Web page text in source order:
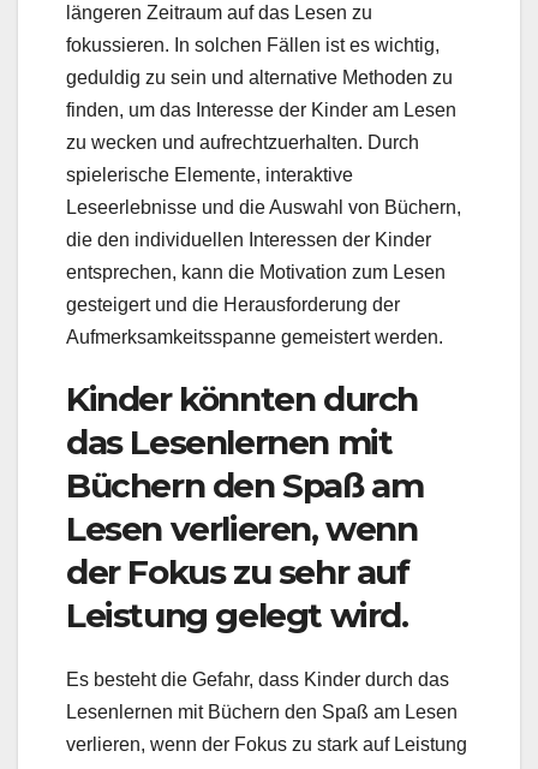
längeren Zeitraum auf das Lesen zu
fokussieren. In solchen Fällen ist es wichtig,
geduldig zu sein und alternative Methoden zu
finden, um das Interesse der Kinder am Lesen
zu wecken und aufrechtzuerhalten. Durch
spielerische Elemente, interaktive
Leseerlebnisse und die Auswahl von Büchern,
die den individuellen Interessen der Kinder
entsprechen, kann die Motivation zum Lesen
gesteigert und die Herausforderung der
Aufmerksamkeitsspanne gemeistert werden.
Kinder könnten durch
das Lesenlernen mit
Büchern den Spaß am
Lesen verlieren, wenn
der Fokus zu sehr auf
Leistung gelegt wird.
Es besteht die Gefahr, dass Kinder durch das
Lesenlernen mit Büchern den Spaß am Lesen
verlieren, wenn der Fokus zu stark auf Leistung